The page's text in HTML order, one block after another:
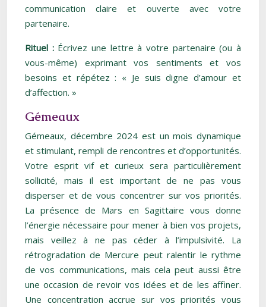
communication claire et ouverte avec votre
partenaire.
Rituel : Écrivez une lettre à votre partenaire (ou à
vous-même) exprimant vos sentiments et vos
besoins et répétez : « Je suis digne d’amour et
d’affection. »
Gémeaux
Gémeaux, décembre 2024 est un mois dynamique
et stimulant, rempli de rencontres et d’opportunités.
Votre esprit vif et curieux sera particulièrement
sollicité, mais il est important de ne pas vous
disperser et de vous concentrer sur vos priorités.
La présence de Mars en Sagittaire vous donne
l’énergie nécessaire pour mener à bien vos projets,
mais veillez à ne pas céder à l’impulsivité. La
rétrogradation de Mercure peut ralentir le rythme
de vos communications, mais cela peut aussi être
une occasion de revoir vos idées et de les affiner.
Une concentration accrue sur vos priorités vous